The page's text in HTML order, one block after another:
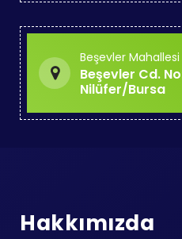
Beşevler Mahallesi
Beşevler Cd.
Nilüfer/Bursa
Hakkımızda